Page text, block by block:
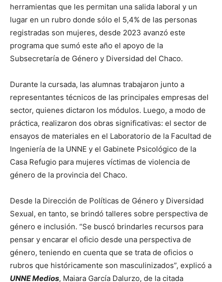
herramientas que les permitan una salida laboral y un
lugar en un rubro donde sólo el 5,4% de las personas
registradas son mujeres, desde 2023 avanzó este
programa que sumó este año el apoyo de la
Subsecretaría de Género y Diversidad del Chaco.
Durante la cursada, las alumnas trabajaron junto a
representantes técnicos de las principales empresas del
sector, quienes dictaron los módulos. Luego, a modo de
práctica, realizaron dos obras significativas: el sector de
ensayos de materiales en el Laboratorio de la Facultad de
Ingeniería de la UNNE y el Gabinete Psicológico de la
Casa Refugio para mujeres víctimas de violencia de
género de la provincia del Chaco.
Desde la Dirección de Políticas de Género y Diversidad
Sexual, en tanto, se brindó talleres sobre perspectiva de
género e inclusión. “Se buscó brindarles recursos para
pensar y encarar el oficio desde una perspectiva de
género, teniendo en cuenta que se trata de oficios o
rubros que históricamente son masculinizados”, explicó a
UNNE Medios, Maiara García Dalurzo, de la citada